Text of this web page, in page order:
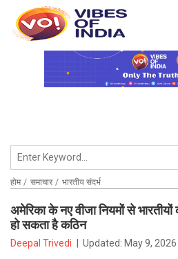
होम समाचार भारतीय संदर्भ
अमेरिका के नए वीजा नियमों से
हो सकता है कठिन
Deepal Trivedi Updated: May 9,